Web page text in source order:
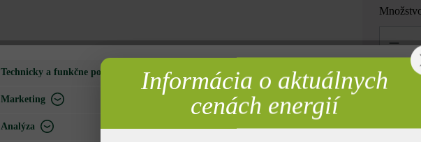
= 1 ks za
Technicky a funkčne potrebné
Marketing
Analýza
Informácia o aktuálnych
cenách energií